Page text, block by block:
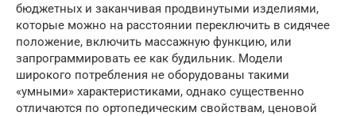
бюджетных и заканчивая продвинутыми изделиями,
которые можно на расстоянии переключить в сидячее
положение, включить массажную функцию, или
запрограммировать ее как будильник. Модели
широкого потребления не оборудованы такими
«умными» характеристиками, однако существенно
отличаются по ортопедическим свойствам, ценовой